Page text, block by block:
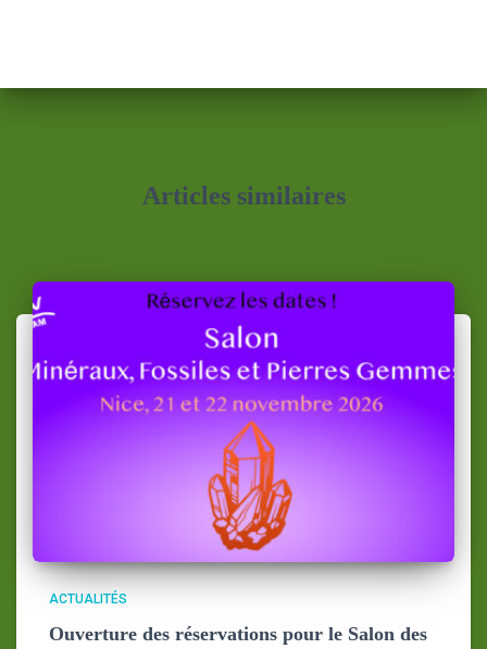
Articles similaires
ACTUALITÉS
Ouverture des réservations pour le Salon des